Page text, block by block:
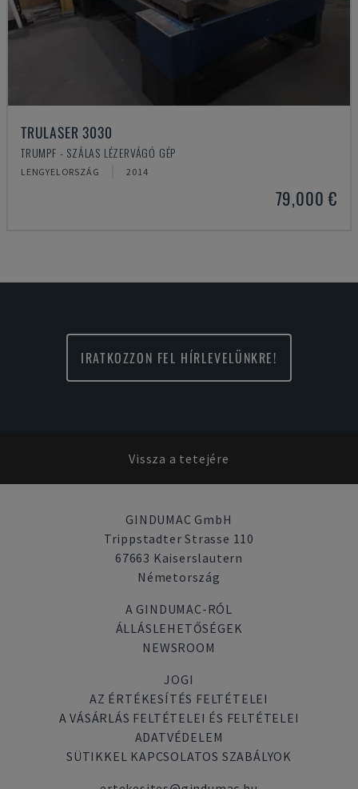
TRULASER 3030
TRUMPF - SZÁLAS LÉZERVÁGÓ GÉP
LENGYELORSZÁG 2014
79,000 €
IRATKOZZON FEL HÍRLEVELÜNKRE!
Vissza a tetejére
GINDUMAC GmbH
Trippstadter Strasse 110
67663 Kaiserslautern
Németország
A GINDUMAC-RÓL
ÁLLÁSLEHETŐSÉGEK
NEWSROOM
JOGI
AZ ÉRTÉKESÍTÉS FELTÉTELEI
A VÁSÁRLÁS FELTÉTELEI ÉS FELTÉTELEI
ADATVÉDELEM
SÜTIKKEL KAPCSOLATOS SZABÁLYOK